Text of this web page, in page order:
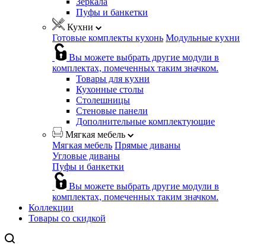
Пуфы и банкетки
Кухни
Готовые комплекты кухонь Модульные кухни
Вы можете выбрать другие модули в
комплектах, помеченных таким значком.
Товары для кухни
Кухонные столы
Столешницы
Стеновые панели
Дополнительные комплектующие
Мягкая мебель
Мягкая мебель Прямые диваны
Угловые диваны
Пуфы и банкетки
Вы можете выбрать другие модули в
комплектах, помеченных таким значком.
Коллекции
Товары со скидкой